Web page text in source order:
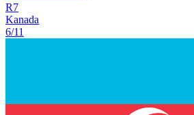
R7
Kanada
6/11